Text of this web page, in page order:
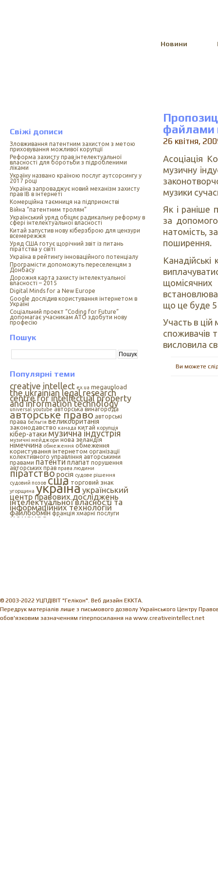
Новини
Свіжі дописи
Зловживання патентним захистом з метою
приховування можливої корупції
Реформа захисту прав інтелектуальної
власності для боротьби з підробленими
ліками
Україну названо країною послуг аутсорсингу у
2017 році
Україна запроваджує новий механізм захисту
прав ІВ в інтернеті
Комерційна таємниця на підприємстві
Війна “патентним тролям”
Український уряд обіцяє радикальну реформу в
сфері інтелектуальної власності
Китай запустив нову кіберзброю для цензури
всемережжя
Уряд США готує щорічний звіт із питань
піратства у світі
Україна в рейтингу інноваційного потенціалу
Програмісти допоможуть переселенцям з
Донбасу
Дорожня карта захисту інтелектуальної
власності – 2015
Digital Minds for a New Europe
Google дослідив користування інтернетом в
Україні
Cоціальний проект “Coding for Future”
допомагає учасникам АТО здобути нову
професію
Пошук
Популярні теми
creative intellect ex.ua megaupload
the ukrainian legal research
centre for intellectual property
and information technology
universal youtube авторська винагорода
авторське право авторські
права бельгія великобританія
законодавство канада китай корупція
кібер-атаки музична індустрія
музичні мейджори нова зеландія
німеччина обмеження обмеження
користування інтернетом організації
колективного управління авторськими
правами патентиплагіат порушення
авторських прав права людини
піратстворосія судове рішення
судовий позов сша торговий знак
угорщина українаукраїнський
центр правових досліджень
інтелектуальної власності та
інформаційних технологій
файлообмін франція хмарні послуги
цензура цифрова музика
файлами
26 квітня,
Асоціація
музичну
музики
Як і раніше
за
натомість,
поширення.
що це буде 5
Участь в
споживачів
висловила
Ви можете
© 2003-2022 УЦПДІВІТ "Гелікон". Веб дизайн EKKTA.
Передрук матеріалів лише з письмового дозволу Українського Центру
обов'язковим зазначенням гіперпосилання на www.creativeintellect.net